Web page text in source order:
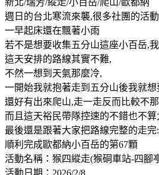
週日的台北寒流來襲,很多社團的活
一早起床還在飄著小雨
若不是想要收集五分山這座小百岳,
這天安排的路線其實不難,
不然一想到天氣那麼冷,
一開始我就抱著走到五分山後我就
還好有出來爬山,走一走反而比較不
而且這天裕民帶隊控速的不錯也不算
最後還是跟著大家把路線完整的走完
順利完成歐都納小百岳的第67顆
活動名稱：猴四縱走(猴硐車站-四腳
活動日期：2026/2/8